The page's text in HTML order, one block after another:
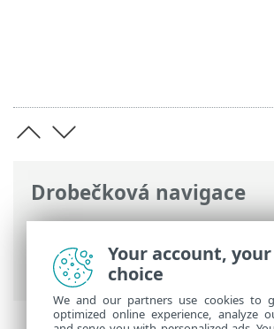
Drobečková navigace
ESET Online nápověda>ESET
Security >Příprava na instalaci
Terminálový server
Your account,
choice
We and our partners use cookies to
optimized online experience, analyze